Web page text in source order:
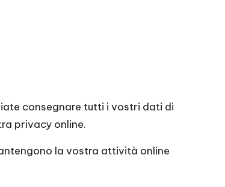
consegnare tutti i vostri dati di
privacy online.
la vostra attività online